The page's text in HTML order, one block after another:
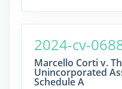
2024-cv-
Marcello Corti v.
Unincorporated
Schedule A